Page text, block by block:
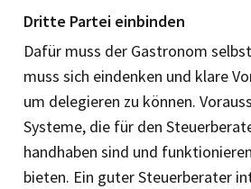
Dritte Partei einbinden
Dafür muss der Gastronom
muss sich eindenken und klare
um delegieren zu können.
Systeme, die für den
handhaben sind und
bieten. Ein guter Steuerberater